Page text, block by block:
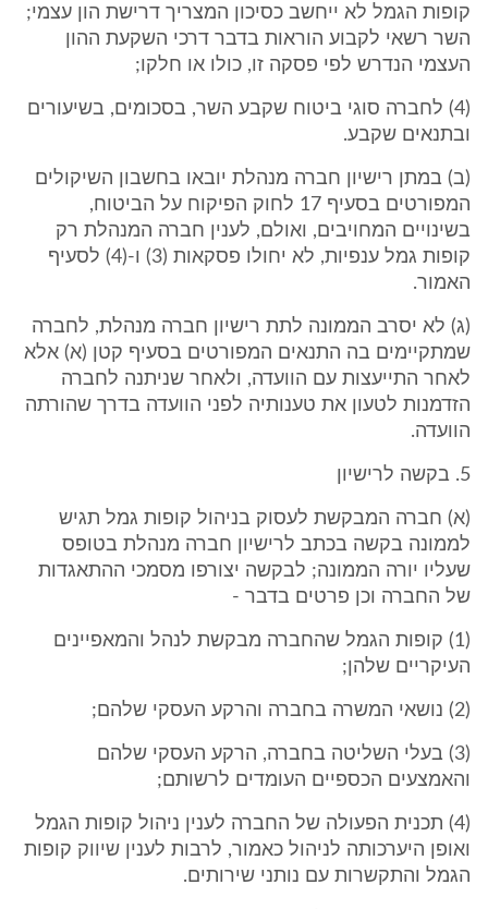
קופות הגמל לא ייחשב כסיכון המצריך דרישת הון עצמי;
השר רשאי לקבוע הוראות בדבר דרכי השקעת ההון
העצמי הנדרש לפי פסקה זו, כולו או חלקו;
(4) לחברה סוגי ביטוח שקבע השר, בסכומים, בשיעורים
ובתנאים שקבע.
(ב) במתן רישיון חברה מנהלת יובאו בחשבון השיקולים
המפורטים בסעיף 17 לחוק הפיקוח על הביטוח,
בשינויים המחויבים, ואולם, לענין חברה המנהלת רק
קופות גמל ענפיות, לא יחולו פסקאות (3) ו-(4) לסעיף
האמור.
(ג) לא יסרב הממונה לתת רישיון חברה מנהלת, לחברה
שמתקיימים בה התנאים המפורטים בסעיף קטן (א) אלא
לאחר התייעצות עם הוועדה, ולאחר שניתנה לחברה
הזדמנות לטעון את טענותיה לפני הוועדה בדרך שהורתה
הוועדה.
5. בקשה לרישיון
(א) חברה המבקשת לעסוק בניהול קופות גמל תגיש
לממונה בקשה בכתב לרישיון חברה מנהלת בטופס
שעליו יורה הממונה; לבקשה יצורפו מסמכי ההתאגדות
של החברה וכן פרטים בדבר -
(1) קופות הגמל שהחברה מבקשת לנהל והמאפיינים
העיקריים שלהן;
(2) נושאי המשרה בחברה והרקע העסקי שלהם;
(3) בעלי השליטה בחברה, הרקע העסקי שלהם
והאמצעים הכספיים העומדים לרשותם;
(4) תכנית הפעולה של החברה לענין ניהול קופות הגמל
ואופן היערכותה לניהול כאמור, לרבות לענין שיווק קופות
הגמל והתקשרות עם נותני שירותים.